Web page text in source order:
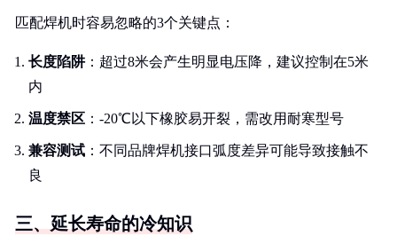
匹配焊机时容易忽略的3个关键点：
长度陷阱：超过8米会产生明显电压降，建议控制在5米
内
温度禁区 ：-20℃以下橡胶易开裂，需改用耐寒型号
兼容测试 ：不同品牌焊机接口弧度差异可能导致接触不
良
三、延长寿命的冷知识